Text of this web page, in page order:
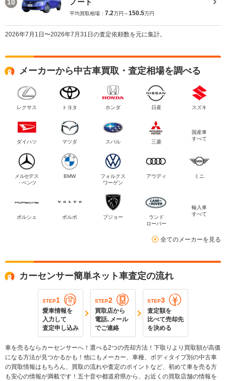
10 ノート
平均買取相場： 7.2万円～150.5万円
2026年7月1日〜2026年7月31日の査定依頼数を元に集計。
メーカーから中古車買取・査定相場を調べる
レクサス トヨタ ホンダ 日産 スズキ
ダイハツ マツダ スバル 三菱
国産車
すべて
メルセデス
・ベンツ
BMW
フォルクス
ワーゲン
アウディ ミニ
ポルシェ ボルボ プジョー
ランド
ローバー
輸入車
すべて
全てのメーカーを見る
カーセンサー簡単ネット車査定の流れ
STEP1
愛車情報を
入力して
査定申し込み
STEP2
買取店から
電話､メール
でご連絡
STEP3
査定額を
比べて売却先
を決める
車を売るならカーセンサーへ！選べる2つの売却方法！下取りより買取額が高価
になる方法が見つかるかも！他にもメーカー、車種、ボディタイプ別の中古車
の買取情報はもちろん、買取の流れや査定のポイントなど、初めて車を売る方
も安心の情報が満載です！五十音や都道府県から、お近くの買取店舗の情報を